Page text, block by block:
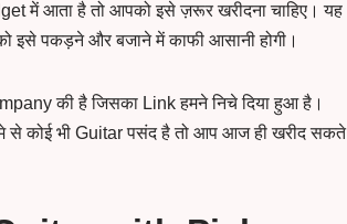
में आता है तो आपको इसे ज़रूर खरीदना चाहिए। यह
पकड़ने और बजाने में काफी आसानी होगी।
की है जिसका Link हमने निचे दिया हुआ है।
कोई भी Guitar पसंद है तो आप आज ही खरीद सकते